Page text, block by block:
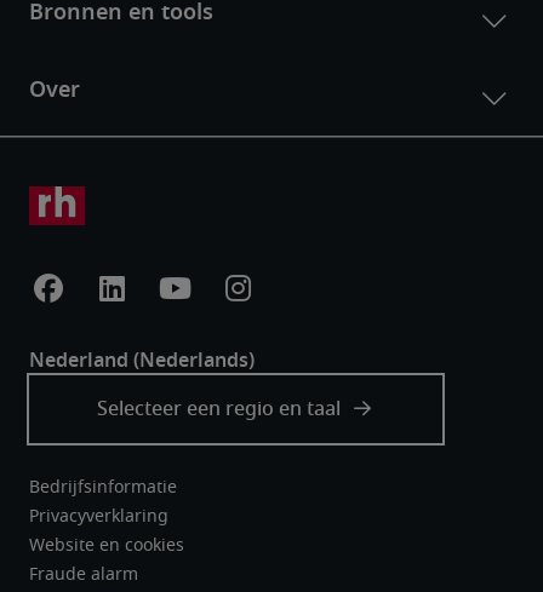
Bedrijfsinformatie
Privacyverklaring
Website en cookies
Fraude alarm